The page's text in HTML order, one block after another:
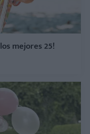
mejores 25!